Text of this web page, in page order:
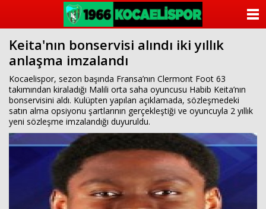
Keita'nın bonservisi alındı iki yıllık
anlaşma imzalandı
Kocaelispor, sezon başında Fransa’nın Clermont Foot 63
takımından kiraladığı Malili orta saha oyuncusu Habib Keita’nın
bonservisini aldı. Kulüpten yapılan açıklamada, sözleşmedeki
satın alma opsiyonu şartlarının gerçekleştiği ve oyuncuyla 2 yıllık
yeni sözleşme imzalandığı duyuruldu.
ANASAYFA
KATEGORİLER
ANKETLER
VİDEO GALERİ
KÜNYE